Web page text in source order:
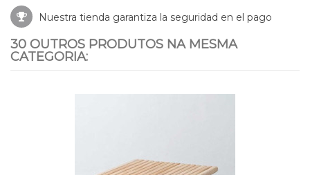
Nuestra tienda garantiza la seguridad en el pago
30 OUTROS PRODUTOS NA MESMA
CATEGORIA: